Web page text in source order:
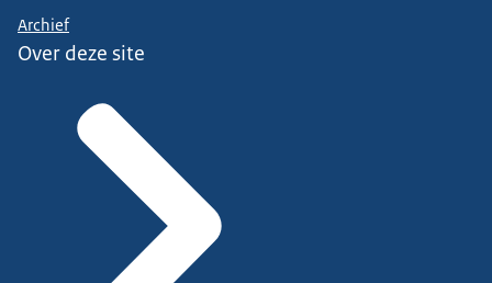
Archief
Over deze site